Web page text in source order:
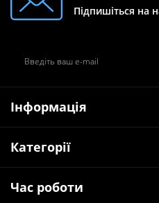
Підпишіться на
Інформація
Категорії
Час роботи